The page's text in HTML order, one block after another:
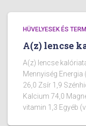
HÜVELYESEK ÉS
A(z) lencse
A(z) lencse
Mennyiség Energia
26,0 Zsír 1,9
Kalcium 74,0
vitamin 1,3 Egyéb